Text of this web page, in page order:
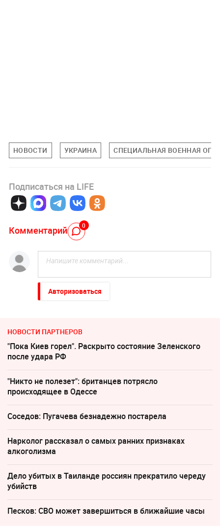
НОВОСТИ УКРАИНА СПЕЦИАЛЬНАЯ ВОЕННАЯ
Подписаться на LIFE
Комментарий 0
Авторизоваться
НОВОСТИ ПАРТНЕРОВ
"Пока Киев горел". Раскрыто состояние Зеленского
после удара РФ
"Никто не полезет": британцев потрясло
происходящее в Одессе
Соседов: Пугачева безнадежно постарела
Нарколог рассказал о самых ранних признаках
алкоголизма
Дело убитых в Таиланде россиян прекратило череду
убийств
Песков: СВО может завершиться в ближайшие часы